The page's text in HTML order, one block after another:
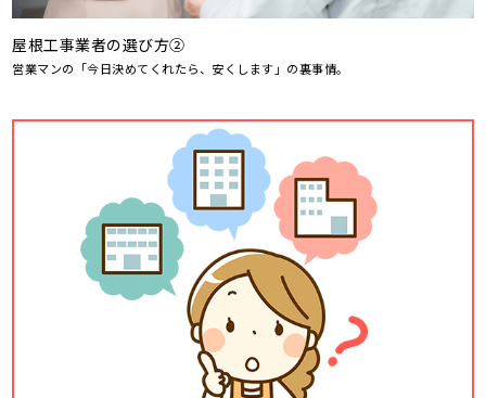
屋根工事業者の選び方②
営業マンの「今日決めてくれたら、安くします」の裏事情。